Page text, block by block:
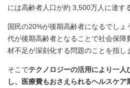
には高齢者人口が約 3,500万人に達す
国民の20%が後期高齢者になるでし
代が後期高齢者となることで社会保障
材不足が深刻化する問題のことを指し
そこでテクノロジーの活用により一人
し、医療費もおさえられるヘルスケ